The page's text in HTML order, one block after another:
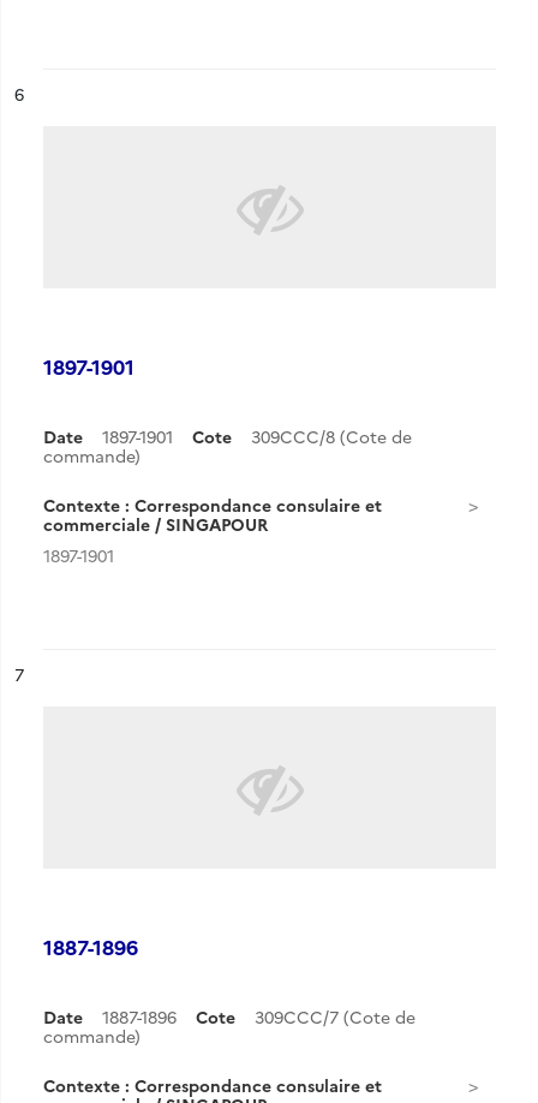
n°
6
1897-1901
Date 1897-1901 Cote
309CCC/8 (Cote de
commande)
Contexte : Correspondance consulaire et
commerciale / SINGAPOUR
1897-1901
n°
7
1887-1896
Date 1887-1896 Cote
309CCC/7 (Cote de
commande)
Contexte : Correspondance consulaire et